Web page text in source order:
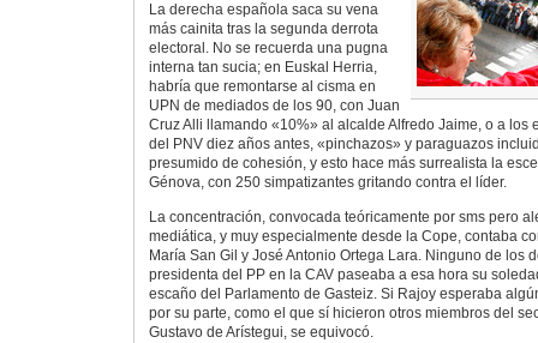
La derecha española saca su vena
más cainita tras la segunda derrota
electoral. No se recuerda una pugna
interna tan sucia; en Euskal Herria,
habría que remontarse al cisma en
UPN de mediados de los 90, con Juan
Cruz Alli llamando «10%» al alcalde Alfredo Jaime, o a los
del PNV diez años antes, «pinchazos» y paraguazos
presumido de cohesión, y esto hace más surrealista la
Génova, con 250 simpatizantes gritando contra el líder.
La concentración, convocada teóricamente por sms pero
mediática, y muy especialmente desde la Cope, contaba
María San Gil y José Antonio Ortega Lara. Ninguno de los
presidenta del PP en la CAV paseaba a esa hora su
escaño del Parlamento de Gasteiz. Si Rajoy esperaba
por su parte, como el que sí hicieron otros miembros del
Gustavo de Arístegui, se equivocó.